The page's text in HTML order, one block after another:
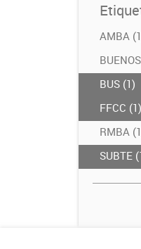
AMBA
BUS (1)
FFCC (1)
RMBA
SUBTE